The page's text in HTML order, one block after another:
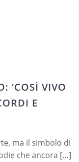
‘COSÌ VIVO
E
ma il simbolo di
che ancora […]